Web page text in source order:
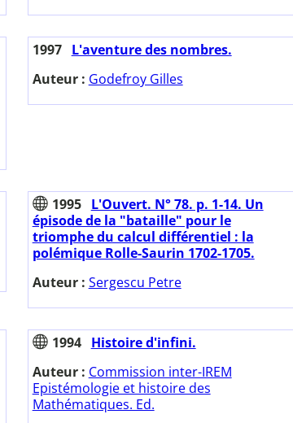
1997
L'aventure des nombres.
Auteur : Godefroy Gilles
1995
L'Ouvert. N° 78. p. 1-14. Un
épisode de la "bataille" pour le
triomphe du calcul différentiel : la
polémique Rolle-Saurin 1702-1705.
Auteur : Sergescu Petre
1994
Histoire d'infini.
Auteur : Commission inter-IREM
Epistémologie et histoire des
Mathématiques. Ed.